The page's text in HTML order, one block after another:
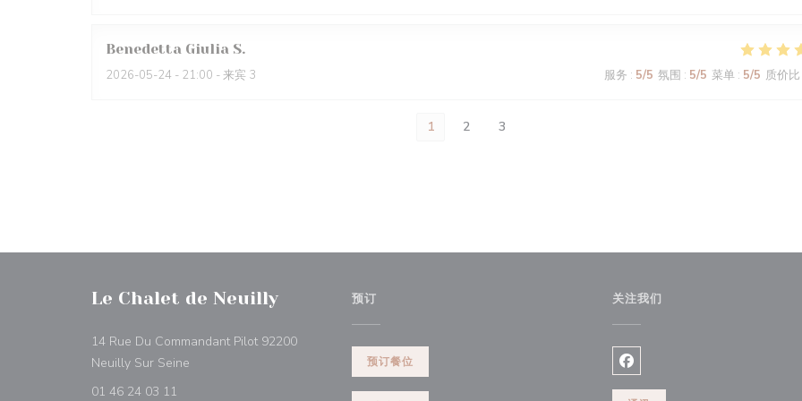
Benedetta Giulia S
2026-05-24 - 21:00 - 来宾 3 服务 : 5/5 氛围 : 5/5 菜单 : 5/5 质价比
1 2 3
Le Chalet de Neuilly
14 Rue Du Commandant Pilot 92200
Neuilly Sur Seine
01 46 24 03 11
预订
预订餐位
关注我们
Facebook ((在新窗口中打开))